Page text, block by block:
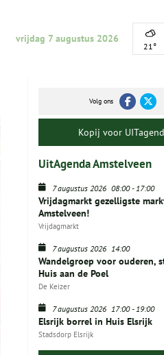
vrijdag 7 augustus 2026
21°
Volg ons
Kopij voor
UitAgenda Amstelveen
7 augustus 2026 08:00-17:00
Vrijdagmarkt gezelligste
Amstelveen!
Vrijdagmarkt
7 augustus 2026 14:00
Wandelgroep voor ouderen,
Huis aan de Poel
De Keizer
7 augustus 2026 17:00-19:00
Elsrijk borrel in Huis Elsrijk
Stadsdorp Elsrijk